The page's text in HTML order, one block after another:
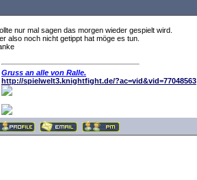
nur mal sagen das morgen wieder gespielt wird.
also noch nicht getippt hat möge es tun.
Gruss an alle von Ralle.
http://spielwelt3.knightfight.de/?ac=vid&vid=77048563